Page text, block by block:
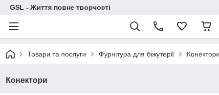
GSL - Життя повне творчості
Товари та послуги Фурнітура для біжутерії
Конектори